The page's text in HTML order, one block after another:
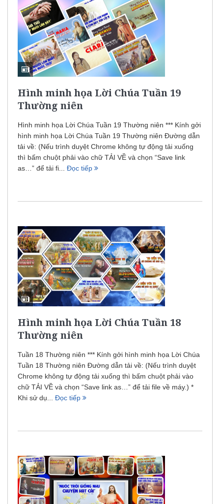
Hình minh họa Lời Chúa Tuần 19
Thường niên
Hình minh họa Lời Chúa Tuần 19 Thường niên *** Kính gởi
hình minh họa Lời Chúa Tuần 19 Thường niên Đường dẫn
tải về: (Nếu trình duyệt Chrome không tự động tải xuống
thì bấm chuột phải vào chữ TẢI VỀ và chọn “Save link
as…” để tải fi... Đọc tiếp
Hình minh họa Lời Chúa Tuần 18
Thường niên
Tuần 18 Thường niên *** Kính gởi hình minh họa Lời Chúa
Tuần 18 Thường niên Đường dẫn tải về: (Nếu trình duyệt
Chrome không tự động tải xuống thì bấm chuột phải vào
chữ TẢI VỀ và chọn “Save link as…” để tải file về máy.) *
Khi sử dụ... Đọc tiếp